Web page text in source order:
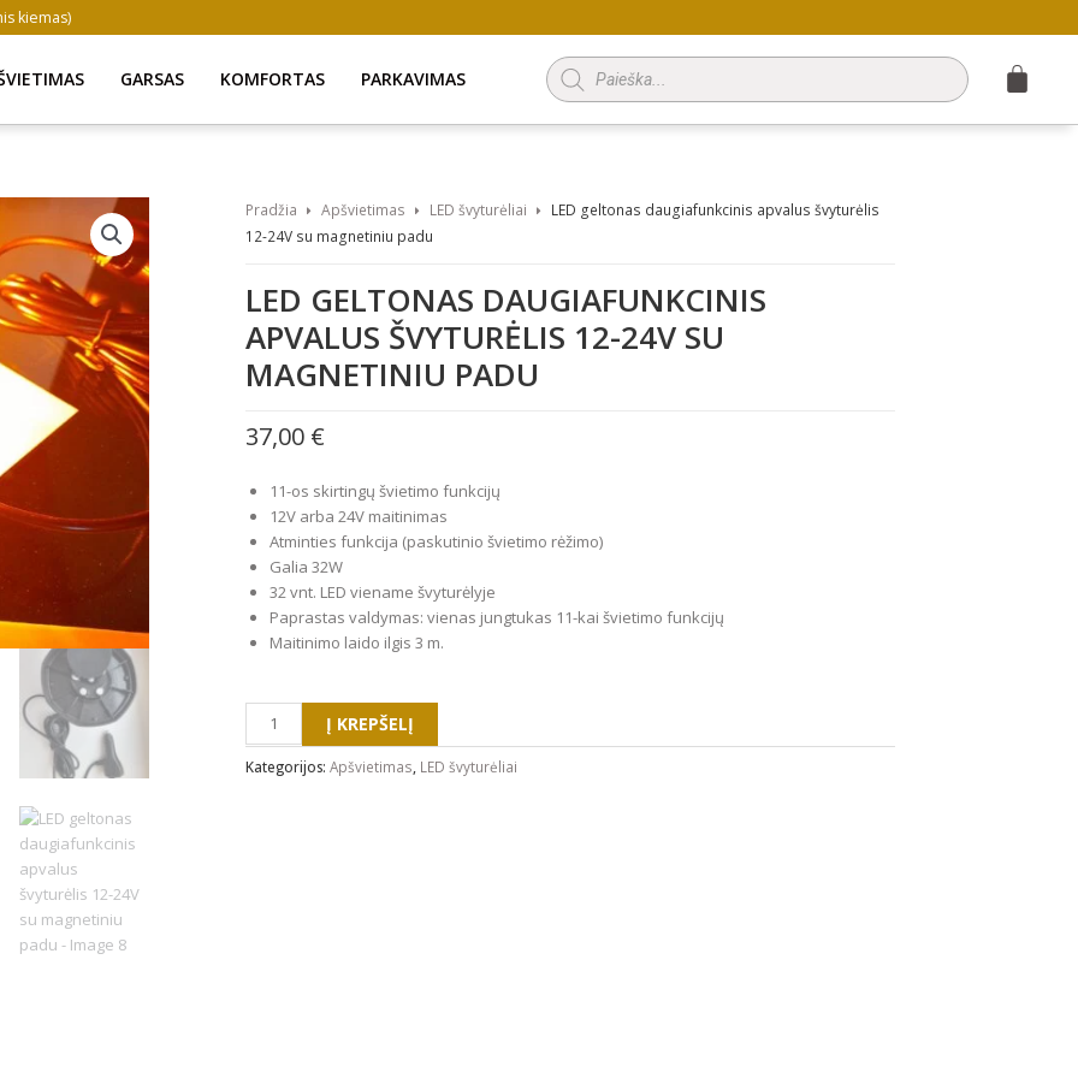
kiemas)
GARSAS KOMFORTAS PARKAVIMAS
Products
search
Pradžia Apšvietimas LED švyturėliai
LED geltonas daugiafunkcinis apvalus švyturėlis
12-24V su magnetiniu padu
LED GELTONAS DAUGIAFUNKCINIS
APVALUS ŠVYTURĖLIS 12-24V SU
MAGNETINIU PADU
37,00 €
11-os skirtingų švietimo funkcijų
12V arba 24V maitinimas
Atminties funkcija (paskutinio švietimo rėžimo)
Galia 32W
32 vnt. LED viename švyturėlyje
Paprastas valdymas: vienas jungtukas 11-kai švietimo funkcijų
Maitinimo laido ilgis 3 m.
kiekis:
LED
geltonas
Į KREPŠELĮ
Kategorijos: Apšvietimas, LED švyturėliai